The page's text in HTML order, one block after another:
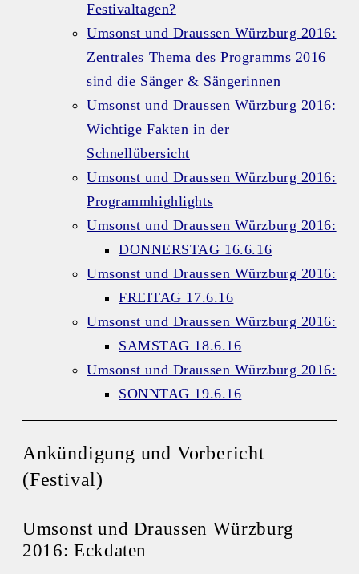
Festivaltagen?
Umsonst und Draussen Würzburg 2016:
Zentrales Thema des Programms 2016
sind die Sänger & Sängerinnen
Umsonst und Draussen Würzburg 2016:
Wichtige Fakten in der
Schnellübersicht
Umsonst und Draussen Würzburg 2016:
Programmhighlights
Umsonst und Draussen Würzburg 2016:
DONNERSTAG 16.6.16
Umsonst und Draussen Würzburg 2016:
FREITAG 17.6.16
Umsonst und Draussen Würzburg 2016:
SAMSTAG 18.6.16
Umsonst und Draussen Würzburg 2016:
SONNTAG 19.6.16
Ankündigung und Vorbericht
(Festival)
Umsonst und Draussen Würzburg
2016: Eckdaten